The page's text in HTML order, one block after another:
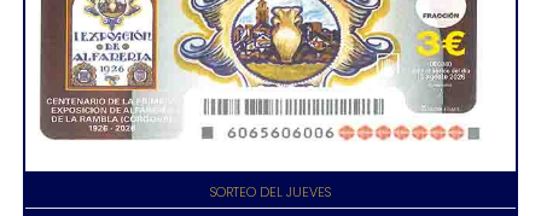
SORTEO DEL JUEVES